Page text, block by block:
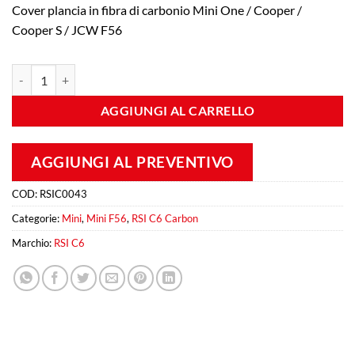
Cover plancia in fibra di carbonio Mini One / Cooper /
Cooper S / JCW F56
AGGIUNGI AL CARRELLO
AGGIUNGI AL PREVENTIVO
COD: RSIC0043
Categorie: Mini, Mini F56, RSI C6 Carbon
Marchio: RSI C6